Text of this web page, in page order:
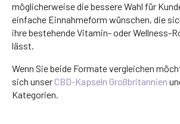
möglicherweise die bessere Wahl für
einfache Einnahmeform wünschen, die
ihre bestehende Vitamin- oder Wellness-
lässt.
Wenn Sie beide Formate vergleichen
sich unser CBD-Kapseln Großbritannien
Kategorien.